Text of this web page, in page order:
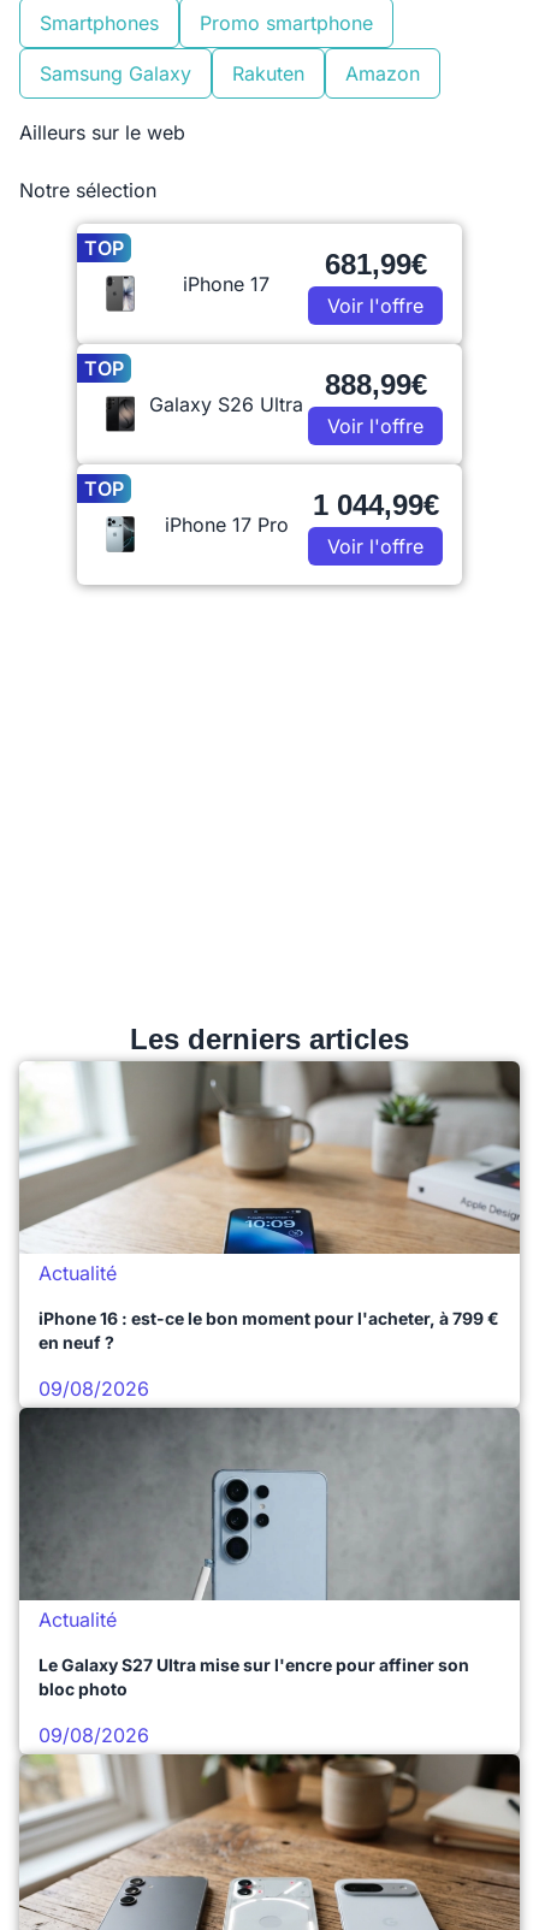
Smartphones Promo smartphone
Samsung Galaxy Rakuten Amazon
Ailleurs sur le web
Notre sélection
TOP
iPhone 17
681,99€
Voir l'offre
TOP
Galaxy S26 Ultra
888,99€
Voir l'offre
TOP
iPhone 17 Pro
1 044,99€
Voir l'offre
Les derniers articles
Actualité
iPhone 16 : est-ce le bon moment pour l'acheter, à 799 €
en neuf ?
09/08/2026
Actualité
Le Galaxy S27 Ultra mise sur l'encre pour affiner son
bloc photo
09/08/2026